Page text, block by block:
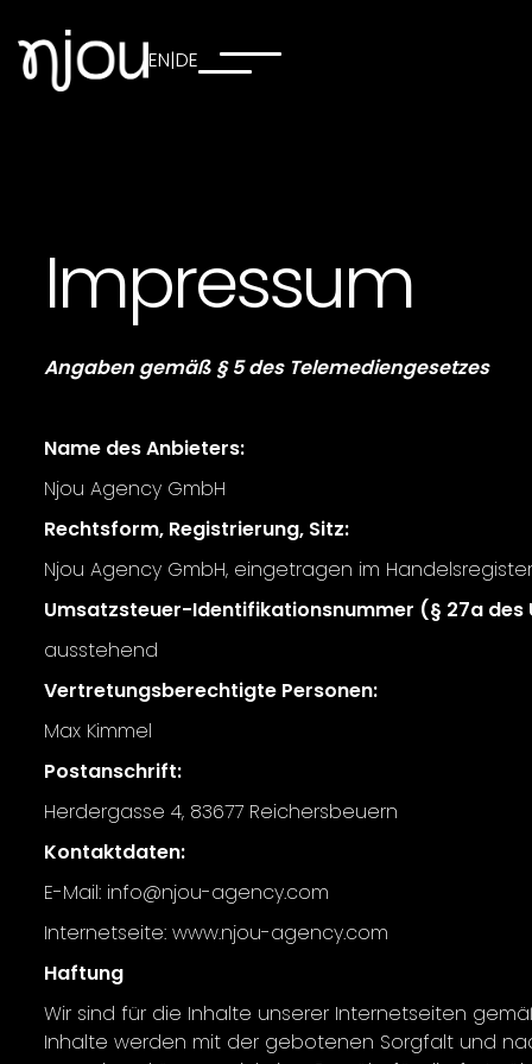
EN|DE
Impressum
Angaben gemäß § 5 des Telemediengesetzes
Name des Anbieters:
Njou Agency GmbH
Rechtsform, Registrierung, Sitz:
Njou Agency GmbH, eingetragen im
Umsatzsteuer-Identifikationsnummer (§ 27a
ausstehend
Vertretungsberechtigte Personen:
Max Kimmel
Postanschrift:
Herdergasse 4, 83677 Reichersbeuern
Kontaktdaten:
E-Mail: info@njou-agency.com
Internetseite: www.njou-agency.com
Haftung
Wir sind für die Inhalte unserer Internetseiten
Inhalte werden mit der gebotenen Sorgfalt und